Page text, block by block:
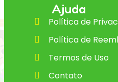
Ajuda
Política de
Política de
Termos de Uso
Contato